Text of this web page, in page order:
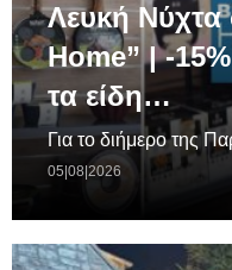
Λευκή
Home” | -
τα είδη…
Για το διήμερο της
05|08|2026